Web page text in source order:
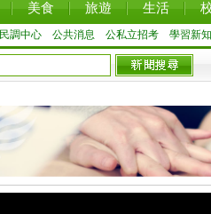
美食 旅遊 生活
民調中心 公共消息 公私立招考 學習新知